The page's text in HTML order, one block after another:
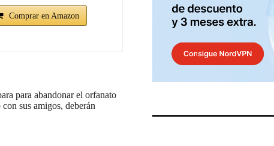
Comprar en Amazon
para abandonar el orfanato
sus amigos, deberán